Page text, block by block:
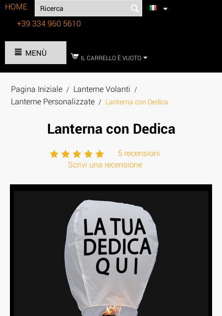
HOME
+39 334 960 5610
MENÙ IL CARRELLO È VUOTO
Pagina Iniziale / Lanterne Volanti /
Lanterne Personalizzate / Lanterna con Dedica
Lanterna con Dedica
5 recensioni
Scrivi una recensione